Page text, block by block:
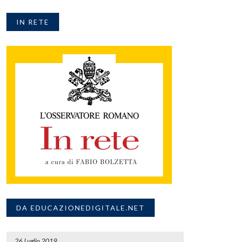
IN RETE
DA EDUCAZIONEDIGITALE.NET